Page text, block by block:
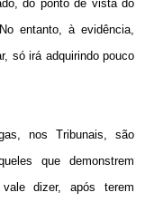
do ponto de vista do
entanto, à evidência,
só irá adquirindo pouco
nos Tribunais, são
que demonstrem
dizer, após terem